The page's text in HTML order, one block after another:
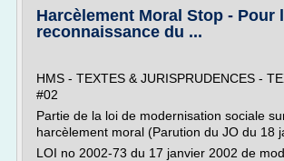
Harcèlement Moral Stop - Pour
reconnaissance du ...
HMS - TEXTES & JURISPRUDENCES -
#02
Partie de la loi de modernisation sociale
harcèlement moral (Parution du JO du 18
LOI no 2002-73 du 17 janvier 2002 de